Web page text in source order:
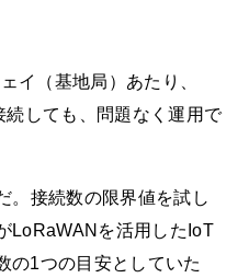
イ（基地局）あたり、
しても、問題なく運用で
。接続数の限界値を試し
LoRaWANを活用したIoT
の1つの目安としていた